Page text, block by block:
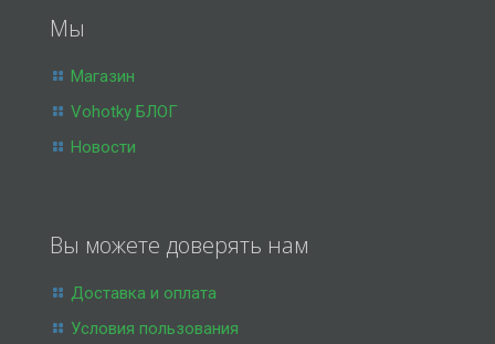
Мы
Магазин
Vohotky БЛОГ
Новости
Вы можете доверять нам
Доставка и оплата
Условия пользования